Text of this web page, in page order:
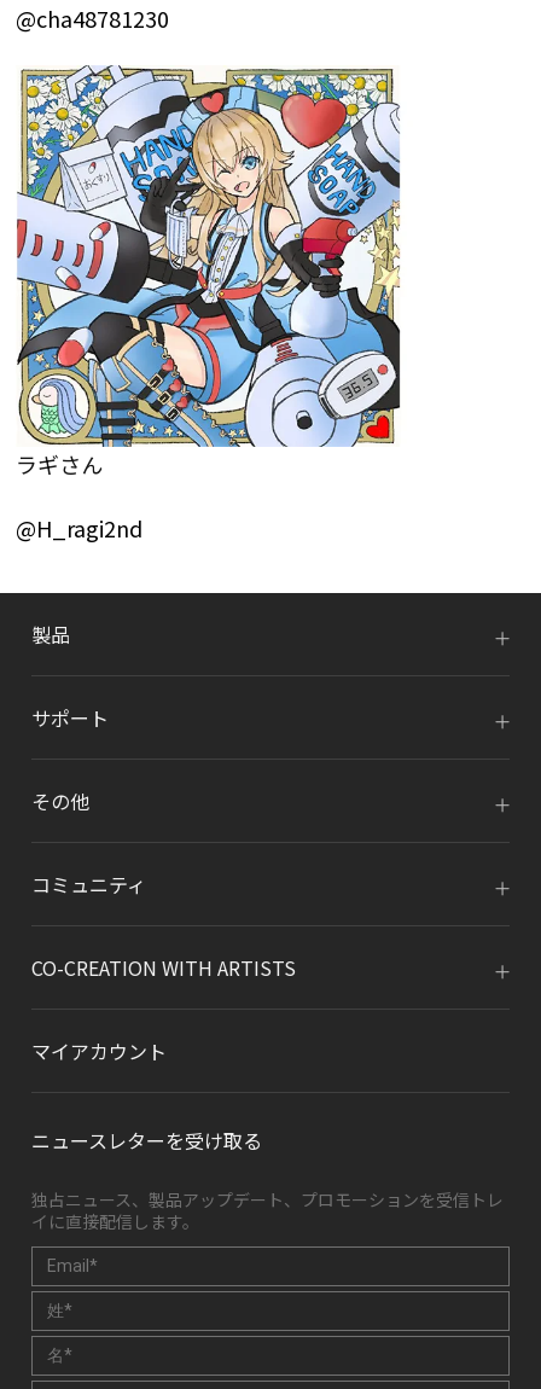
@cha48781230
ラギさん
@H_ragi2nd
製品
サポート
その他
コミュニティ
CO-CREATION WITH ARTISTS
マイアカウント
ニュースレターを受け取る
独占ニュース、製品アップデート、プロモーションを受信トレ
イに直接配信します。